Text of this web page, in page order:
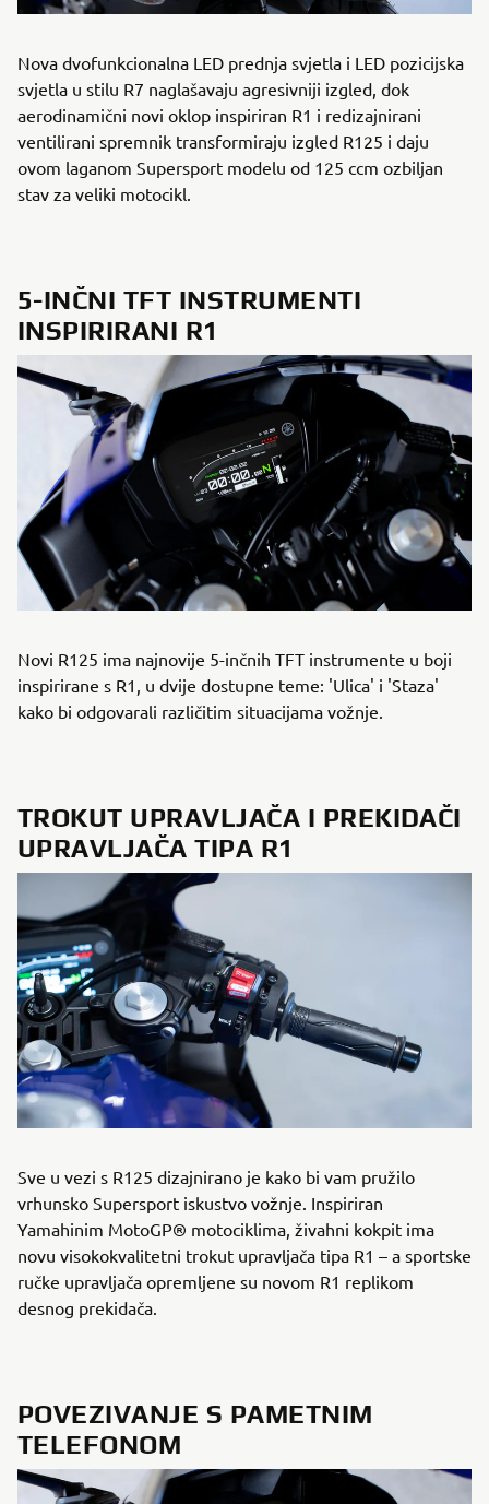
Nova dvofunkcionalna LED prednja svjetla i LED pozicijska
svjetla u stilu R7 naglašavaju agresivniji izgled, dok
aerodinamični novi oklop inspiriran R1 i redizajnirani
ventilirani spremnik transformiraju izgled R125 i daju
ovom laganom Supersport modelu od 125 ccm ozbiljan
stav za veliki motocikl.
5-INČNI TFT INSTRUMENTI
INSPIRIRANI R1
Novi R125 ima najnovije 5-inčnih TFT instrumente u boji
inspirirane s R1, u dvije dostupne teme: 'Ulica' i 'Staza'
kako bi odgovarali različitim situacijama vožnje.
TROKUT UPRAVLJAČA I PREKIDAČI
UPRAVLJAČA TIPA R1
Sve u vezi s R125 dizajnirano je kako bi vam pružilo
vrhunsko Supersport iskustvo vožnje. Inspiriran
Yamahinim MotoGP® motociklima, živahni kokpit ima
novu visokokvalitetni trokut upravljača tipa R1 – a sportske
ručke upravljača opremljene su novom R1 replikom
desnog prekidača.
POVEZIVANJE S PAMETNIM
TELEFONOM